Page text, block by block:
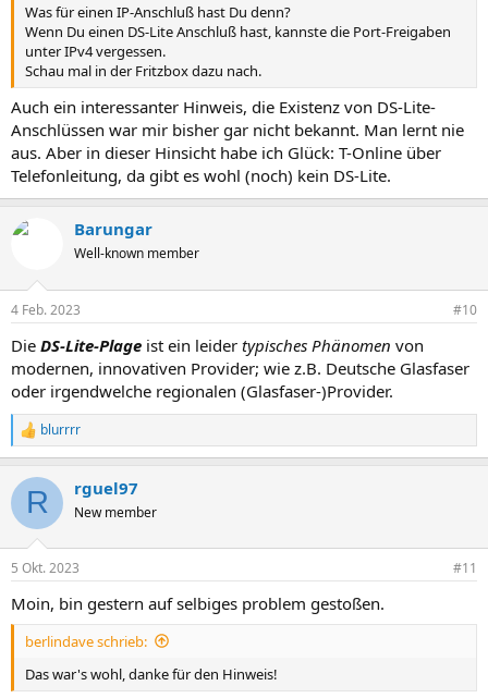
Was für einen IP-Anschluß hast Du denn?
Wenn Du einen DS-Lite Anschluß hast, kannste die Port-Freigaben
unter IPv4 vergessen.
Schau mal in der Fritzbox dazu nach.
Auch ein interessanter Hinweis, die Existenz von DS-Lite-
Anschlüssen war mir bisher gar nicht bekannt. Man lernt nie
aus. Aber in dieser Hinsicht habe ich Glück: T-Online über
Telefonleitung, da gibt es wohl (noch) kein DS-Lite.
Barungar
Well-known member
4 Feb. 2023 #10
Die DS-Lite-Plage ist ein leider typisches Phänomen von
modernen, innovativen Provider; wie z.B. Deutsche Glasfaser
oder irgendwelche regionalen (Glasfaser-)Provider.
R
e
k
i
e
:
blurrrr
R rguel97
New member
5 Okt. 2023 #11
Moin, bin gestern auf selbiges problem gestoßen.
berlindave schrieb:
Das war's wohl, danke für den Hinweis!